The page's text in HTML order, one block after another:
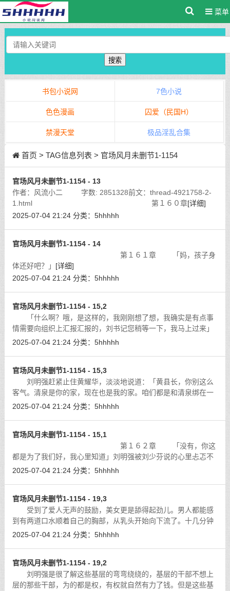
菜单
搜索
书包小说网 7色小说
色色漫画 囚爱（民国H）
禁漫天堂 极品淫乱合集
首页 > TAG信息列表 > 官场风月未删节1-1154
官场风月未删节1-1154 - 13
作者：风流小二 字数: 2851328前文：thread-4921758-2-
1.html 第１６０章[详细]
2025-07-04 21:24 分类： 5hhhhh
官场风月未删节1-1154 - 14
第１６１章 「妈，孩子身
体还好吧？」 [详细]
2025-07-04 21:24 分类： 5hhhhh
官场风月未删节1-1154 - 15,2
「什么啊？哦，是这样的，我刚刚想了想，我确实是有点事
情需要向组织上汇报汇报的，刘书记您稍等一下，我马上过来」
王卫国说着挂断了电话。刘明强挂下电话，眼神里闪过一丝的犀
2025-07-04 21:24 分类： 5hhhhh
官场风月未删节1-1154 - 15,3
刘明强赶紧止住黄耀华，淡淡地说道：「黄县长，你别这么
客气。清泉是你的家，现在也是我的家。咱们都是和清泉绑在一
起，一荣俱荣一损俱损。我在帮清泉修路也是在帮自己修路，而
2025-07-04 21:24 分类： 5hhhhh
官场风月未删节1-1154 - 15,1
第１６２章 「没有，你这
都是为了我们好，我心里知道」刘明强被刘少芬说的心里忐忑不
安，所谓心里有鬼，说话都没有底气。刘明强本来还想在；刘少
2025-07-04 21:24 分类： 5hhhhh
官场风月未删节1-1154 - 19,3
受到了爱人无声的鼓励，美女更是舔得起劲儿。男人都能感
到有两道口水顺着自己的胸部，从乳头开始向下流了。十几分钟
过去了，张云佳还在孜孜不倦的玩耍着，头顶被轻轻的推了一下
2025-07-04 21:24 分类： 5hhhhh
官场风月未删节1-1154 - 19,2
刘明强是很了解这些基层的弯弯绕绕的，基层的干部不想上
层的那些干部，为的都是权，有权就自然有力了钱。但是这些基